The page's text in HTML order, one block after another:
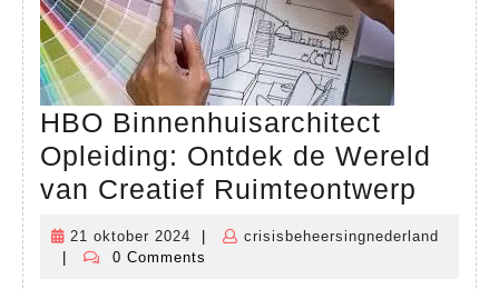
HBO Binnenhuisarchitect
Opleiding: Ontdek de Wereld
van Creatief Ruimteontwerp HBO
21 oktober 2024
21
oktober
crisisbeheersingnederland
crisisbeheersingnederland
0 Comments